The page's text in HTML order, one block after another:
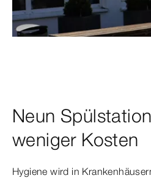
Neun
weniger Kosten
Hygiene wird in